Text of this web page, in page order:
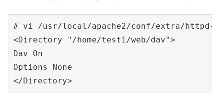
# vi /usr/local/apache2/conf/extra/httpd-
<Directory "/home/test1/web/dav">
Dav On
Options None
</Directory>